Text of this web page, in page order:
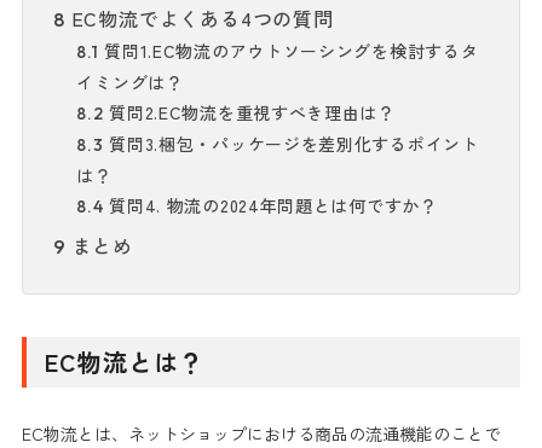
8 EC物流でよくある4つの質問
8.1 質問1.EC物流のアウトソーシングを検討するタ
イミングは？
8.2 質問2.EC物流を重視すべき理由は？
8.3 質問3.梱包・パッケージを差別化するポイント
は？
8.4 質問4. 物流の2024年問題とは何ですか？
9 まとめ
EC物流とは？
EC物流とは、ネットショップにおける商品の流通機能のことで